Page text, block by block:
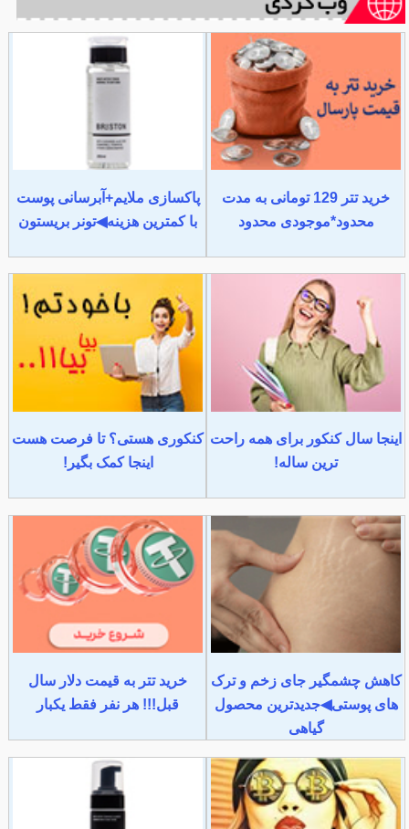
خرید تتر 129 تومانی به مدت
محدود*موجودی محدود
پاکسازی ملایم+آبرسانی پوست
با کمترین هزینه◀تونر بریستون
اینجا سال کنکور برای همه راحت
ترین ساله!
کنکوری هستی؟ تا فرصت هست
اینجا کمک بگیر!
کاهش چشمگیر جای زخم و ترک
های پوستی◀جدیدترین محصول
گیاهی
خرید تتر به قیمت دلار سال
قبل!!! هر نفر فقط یکبار